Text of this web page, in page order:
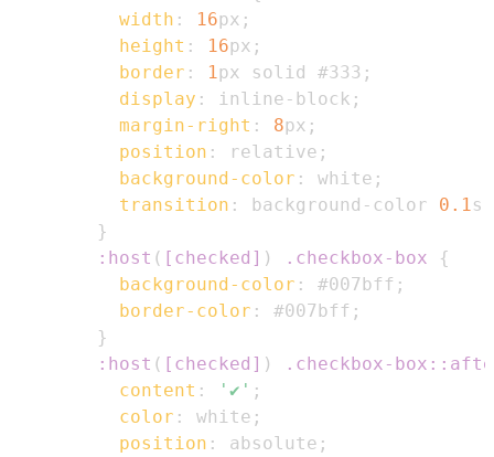
width : 16px ;
height : 16px ;
border : 1px solid #333 ;
display : inline-block ;
margin-right : 8px ;
position : relative ;
background-color : white ;
transition : background-color 0.1s
}
:host ( [ checked ] ) .checkbox-box
{
background-color : #007bff ;
border-color : #007bff ;
}
:host ( [ checked ] ) .checkbox-box
content : '✔' ;
color : white ;
position : absolute ;